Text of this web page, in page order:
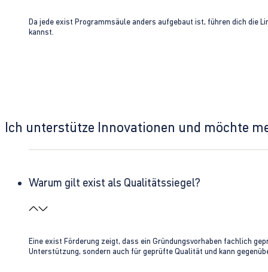
Da jede exist Programmsäule anders aufgebaut ist, führen dich die
kannst.
Ich unterstütze Innovationen und möchte
Warum gilt exist als Qualitätssiegel?
Eine exist Förderung zeigt, dass ein Gründungsvorhaben fachlich
Unterstützung, sondern auch für geprüfte Qualität und kann